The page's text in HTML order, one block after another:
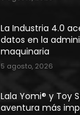
La Industria 4.0
datos en la
maquinaria
5 agosto, 2026
Lala Yomi® y Toy
aventura más